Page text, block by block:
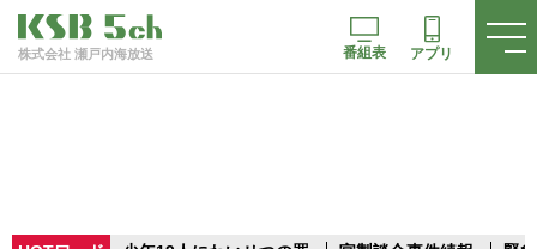
株式会社 瀬戸内海放送 番組表 アプリ